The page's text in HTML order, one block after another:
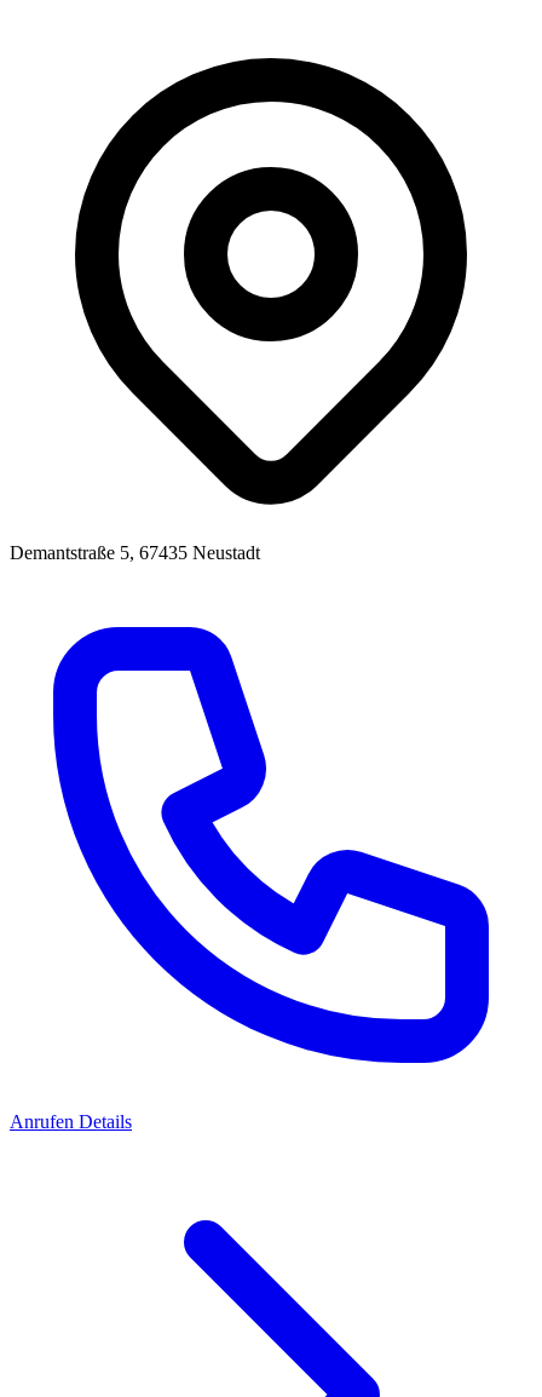
Demantstraße 5, 67435 Neustadt
Anrufen Details